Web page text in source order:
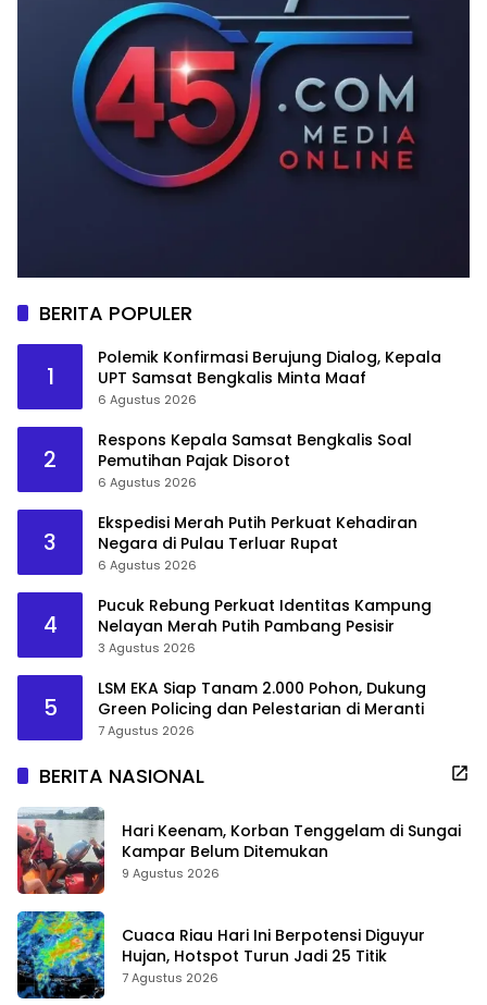
BERITA POPULER
1
Polemik Konfirmasi Berujung Dialog, Kepala
UPT Samsat Bengkalis Minta Maaf
6 Agustus 2026
2
Respons Kepala Samsat Bengkalis Soal
Pemutihan Pajak Disorot
6 Agustus 2026
3
Ekspedisi Merah Putih Perkuat Kehadiran
Negara di Pulau Terluar Rupat
6 Agustus 2026
4
Pucuk Rebung Perkuat Identitas Kampung
Nelayan Merah Putih Pambang Pesisir
3 Agustus 2026
5
LSM EKA Siap Tanam 2.000 Pohon, Dukung
Green Policing dan Pelestarian di Meranti
7 Agustus 2026
BERITA NASIONAL
Hari Keenam, Korban Tenggelam di Sungai
Kampar Belum Ditemukan
9 Agustus 2026
Cuaca Riau Hari Ini Berpotensi Diguyur
Hujan, Hotspot Turun Jadi 25 Titik
7 Agustus 2026